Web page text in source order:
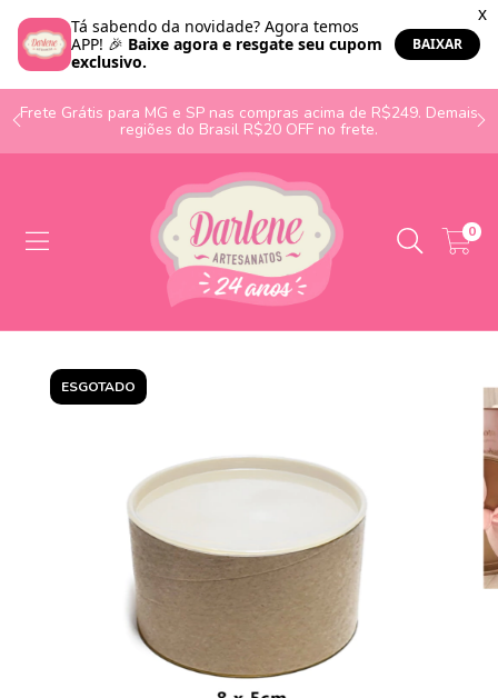
Frete Grátis para MG e SP nas compras acima de R$249. Demais
regiões do Brasil R$20 OFF no frete.
0
ESGOTADO